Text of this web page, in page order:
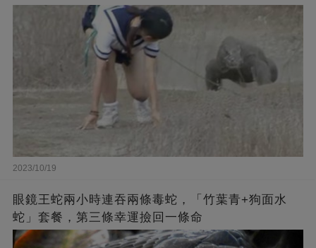
2023/10/19
眼鏡王蛇兩小時連吞兩條毒蛇，「竹葉青+狗面水
蛇」套餐，第三條幸運撿回一條命